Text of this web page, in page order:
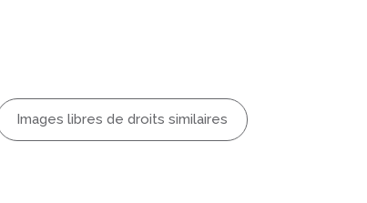
Images libres de droits similaires